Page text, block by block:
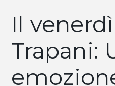
Il
Trapani: